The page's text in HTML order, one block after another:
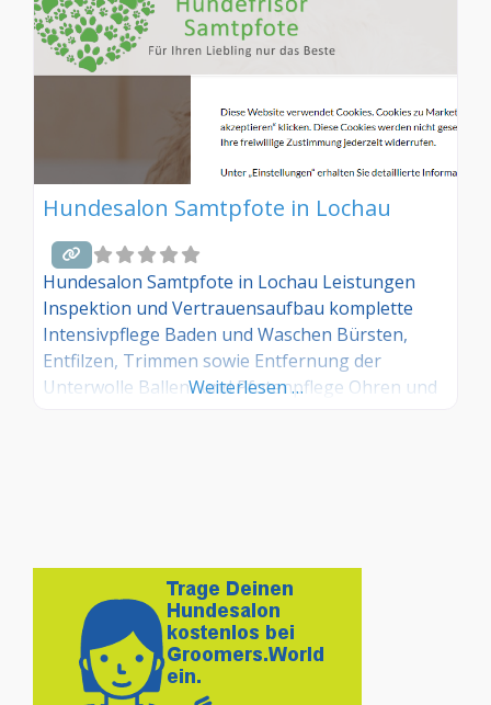
Hundesalon Samtpfote in Lochau
Hundesalon Samtpfote in Lochau Leistungen
Inspektion und Vertrauensaufbau komplette
Intensivpflege Baden und Waschen Bürsten,
Entfilzen, Trimmen sowie Entfernung der
Unterwolle Ballen- und Pfotenpflege Ohren und
Weiterlesen …